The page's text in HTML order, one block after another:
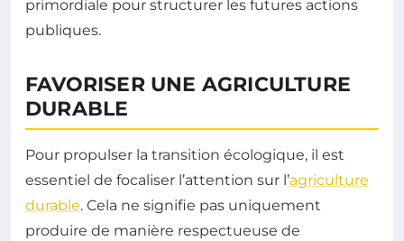
primordiale pour structurer les futures actions
publiques.
FAVORISER UNE AGRICULTURE
DURABLE
Pour propulser la transition écologique, il est
essentiel de focaliser l’attention sur l’agriculture
durable. Cela ne signifie pas uniquement
produire de manière respectueuse de